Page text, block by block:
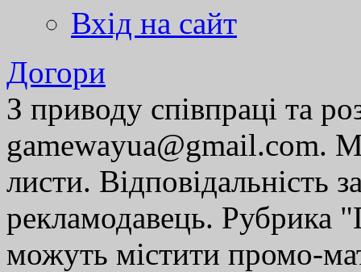
Вхід на сайт
Догори
З приводу співпраці та
gamewayua@gmail.com.
листи. Відповідальність
рекламодавець. Рубрика
можуть містити промо-